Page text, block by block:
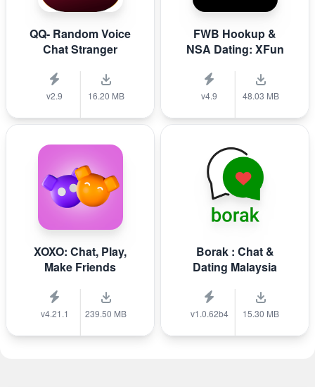
QQ- Random Voice
Chat Stranger
v2.9 16.20 MB
FWB Hookup &
NSA Dating: XFun
v4.9 48.03 MB
XOXO: Chat, Play,
Make Friends
v4.21.1 239.50 MB
Borak : Chat &
Dating Malaysia
v1.0.62b4 15.30 MB